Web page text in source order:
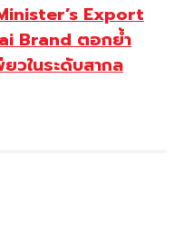
Export
Brand ตอกย้ำ
วในระดับสากล